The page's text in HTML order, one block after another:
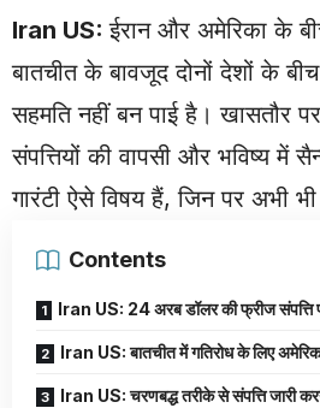
Iran US:ईरान और अमेरिका के
बातचीत के बावजूद दोनों देशों के बीच
सहमति नहीं बन पाई है। खासतौर
संपत्तियों की वापसी और भविष्य में
गारंटी ऐसे विषय हैं, जिन पर अभी
Contents
Iran US: 24 अरब डॉलर की फ्रीज संपत्ति
Iran US: बातचीत में गतिरोध के लिए अमेरिका
Iran US: चरणबद्ध तरीके से संपत्ति जारी